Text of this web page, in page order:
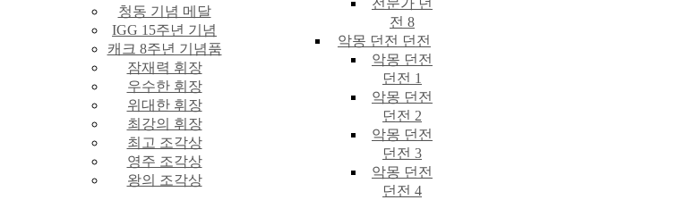
청동 기념 메달
IGG 15주년 기념
캐크 8주년 기념품
잠재력 휘장
우수한 휘장
위대한 휘장
최강의 휘장
최고 조각상
영주 조각상
왕의 조각상
전문가 던
전 8
악몽 던전 던전
악몽 던전
던전 1
악몽 던전
던전 2
악몽 던전
던전 3
악몽 던전
던전 4